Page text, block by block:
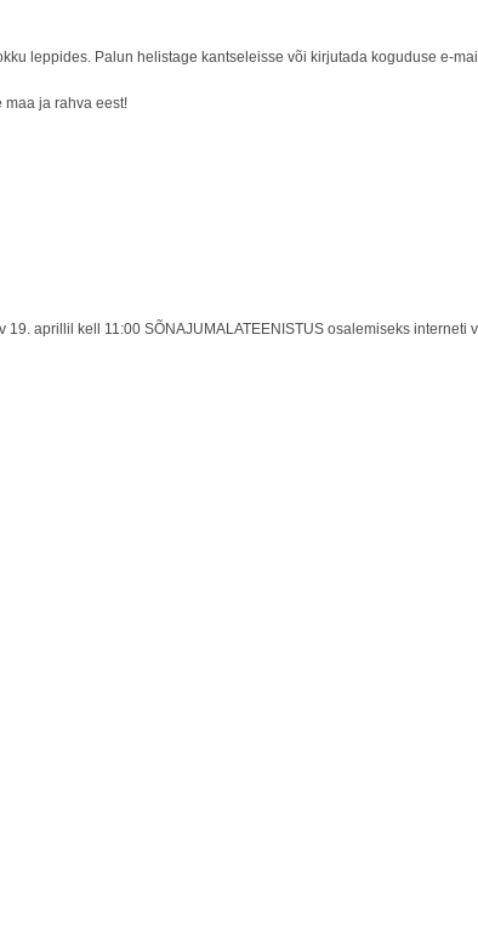
leppides. Palun helistage kantseleisse või kirjutada koguduse e-
ja rahva eest!
19. aprillil kell 11:00 SÕNAJUMALATEENISTUS osalemiseks interneti